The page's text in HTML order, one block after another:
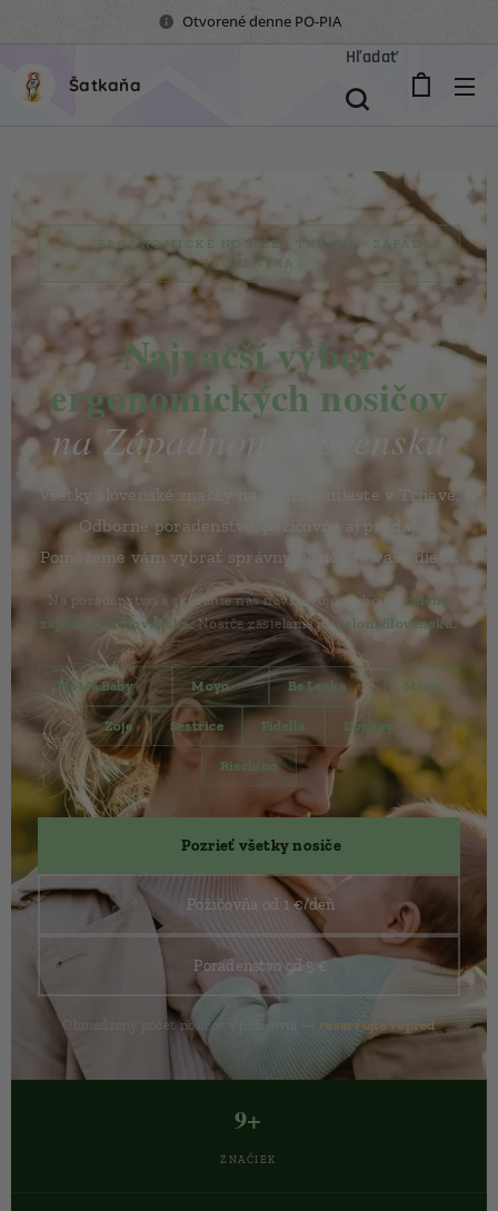
Otvorené denne PO-PIA
Šatkaňa
Hľadať
👶 ERGONOMICKÉ NOSIČE · TRNAVA · ZÁPAD
SLOVENSKA
Najväčší výber
ergonomických nosičov
na Západnom Slovensku
Všetky slovenské značky na jednom mieste v Trnave.
Odborné poradenstvo, požičovňa aj predaj.
Pomôžeme vám vybrať správny nosič pre vaše dieťa.
Na poradenstvo a skúšanie nás navštevujú rodičia z
celého
západného Slovenska. Nosiče zasielame po celom Slovensku.
NoMa Baby 🇸🇰 Moyo 🇸🇰 Be Lenka 🇸🇰 Minu
Zoje Sestrice Fidella Donkey
Rischino
🛍️ Pozrieť všetky nosiče
🔄 Požičovňa od 1 €/deň
📅 Poradenstvo od 5 €
Obmedzený počet nosičov v požičovni —rezervujte vopred
9+
ZNAČIEK